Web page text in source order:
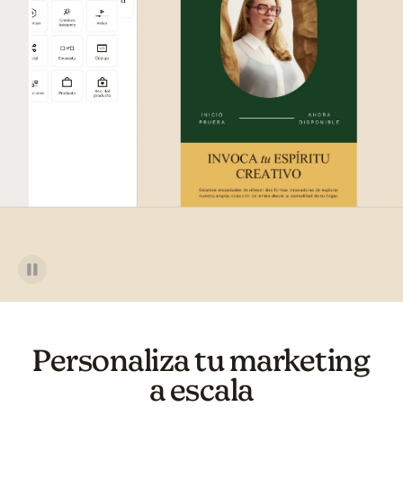
Ejemplo de la interfaz de
Personaliza tu marketing
a escala